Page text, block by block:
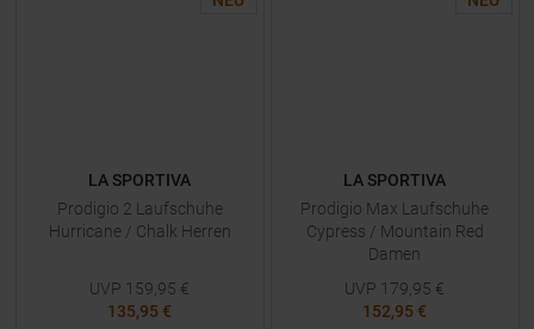
LA SPORTIVA
Prodigio 2 Laufschuhe
Hurricane / Chalk Herren
UVP 159,95 €
135,95 €
LA SPORTIVA
Prodigio Max Laufschuhe
Cypress / Mountain Red
Damen
UVP 179,95 €
152,95 €